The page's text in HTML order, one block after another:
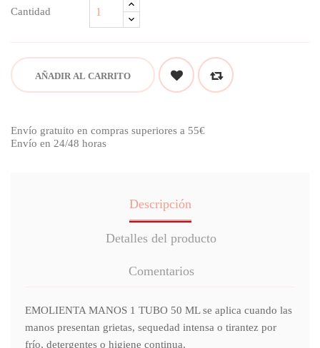
Cantidad
AÑADIR AL CARRITO
Envío gratuito en compras superiores a 55€
Envío en 24/48 horas
Descripción
Detalles del producto
Comentarios
EMOLIENTA MANOS 1 TUBO 50 ML se aplica cuando las
manos presentan grietas, sequedad intensa o tirantez por
frío, detergentes o higiene continua.